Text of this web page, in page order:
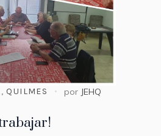
, QUILMES por JEHQ